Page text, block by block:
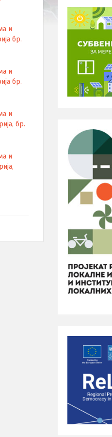
и
бр.
и
бр.
и
бр.
и